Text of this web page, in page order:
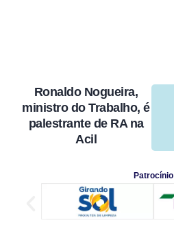
Ronaldo Nogueira,
ministro do Trabalho, é
palestrante de RA na
Acil
Patrocínio